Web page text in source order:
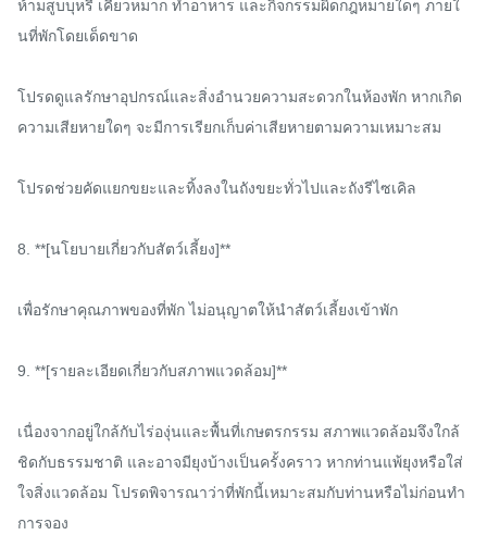
ห้ามสูบบุหรี่ เคี้ยวหมาก ทำอาหาร และกิจกรรมผิดกฎหมายใดๆ ภายใ
นที่พักโดยเด็ดขาด
โปรดดูแลรักษาอุปกรณ์และสิ่งอำนวยความสะดวกในห้องพัก หากเกิด
ความเสียหายใดๆ จะมีการเรียกเก็บค่าเสียหายตามความเหมาะสม
โปรดช่วยคัดแยกขยะและทิ้งลงในถังขยะทั่วไปและถังรีไซเคิล
8. **[นโยบายเกี่ยวกับสัตว์เลี้ยง]**
เพื่อรักษาคุณภาพของที่พัก ไม่อนุญาตให้นำสัตว์เลี้ยงเข้าพัก
9. **[รายละเอียดเกี่ยวกับสภาพแวดล้อม]**
เนื่องจากอยู่ใกล้กับไร่องุ่นและพื้นที่เกษตรกรรม สภาพแวดล้อมจึงใกล้
ชิดกับธรรมชาติ และอาจมียุงบ้างเป็นครั้งคราว หากท่านแพ้ยุงหรือใส่
ใจสิ่งแวดล้อม โปรดพิจารณาว่าที่พักนี้เหมาะสมกับท่านหรือไม่ก่อนทำ
การจอง